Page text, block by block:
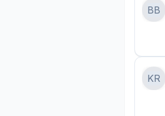
BB
KR